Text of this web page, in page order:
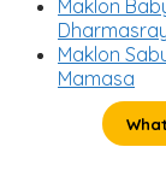
Maklon
Maklon
Mamasa